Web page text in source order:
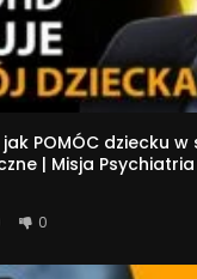
POMÓC dziecku w
| Misja
0